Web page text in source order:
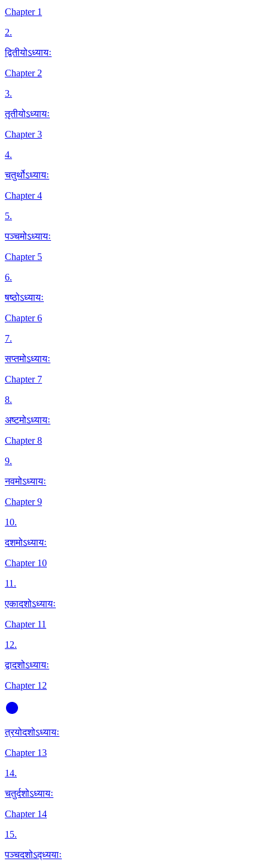
Chapter 1
2.
द्वितीयोऽध्यायः
Chapter 2
3.
तृतीयोऽध्यायः
Chapter 3
4.
चतुर्थोऽध्यायः
Chapter 4
5.
पञ्चमोऽध्यायः
Chapter 5
6.
षष्ठोऽध्यायः
Chapter 6
7.
सप्तमोऽध्यायः
Chapter 7
8.
अष्टमोऽध्यायः
Chapter 8
9.
नवमोऽध्यायः
Chapter 9
10.
दशमोऽध्यायः
Chapter 10
11.
एकादशोऽध्यायः
Chapter 11
12.
द्वादशोऽध्यायः
Chapter 12
त्रयोदशोऽध्यायः
Chapter 13
14.
चतुर्दशोऽध्यायः
Chapter 14
15.
पञ्चदशोऽद्ध्ययाः